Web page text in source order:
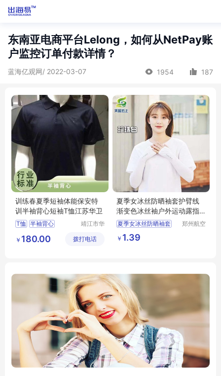
东南亚电商平台Lelong，如何从NetPay账
户监控订单付款详情？
蓝海亿观网/ 2022-03-07 1954 187
训练春夏季短袖体能保安特
训半袖背心短袖T恤江苏华卫
T恤 半袖背心
靖江市华
技有限公
￥ 180.00 拨打电话
夏季女冰丝防晒袖套护臂线
渐变色冰丝袖户外运动露指
冰袖袖套批发
夏季女冰丝防晒袖套
护臂线渐变色
户外运动露指冰袖
郑州航空
￥ 1.39